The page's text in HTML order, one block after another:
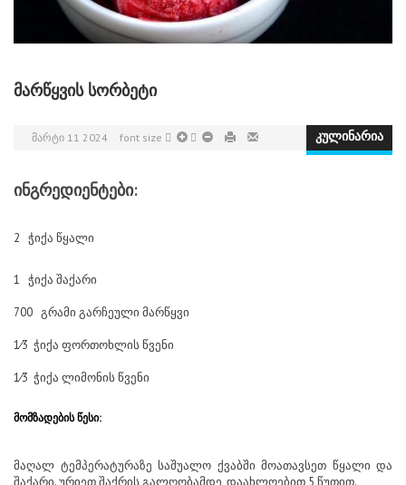
ᲛᲐᲠᲬᲧᲕᲘᲡ ᲡᲝᲠᲑᲔᲢᲘ
კულინარია
ᲛᲐᲠᲢᲘ 11 2024 font size
ინგრედიენტები:
2 ჭიქა წყალი
1 ჭიქა შაქარი
700 გრამი გარჩეული მარწყვი
1⁄3 ჭიქა ფორთოხლის წვენი
1⁄3 ჭიქა ლიმონის წვენი
მომზადების წესი:
მაღალ ტემპერატურაზე საშუალო ქვაბში მოათავსეთ წყალი და
შაქარი. ურიეთ შაქრის გალღობამდე, დაახლოებით 5 წუთით.